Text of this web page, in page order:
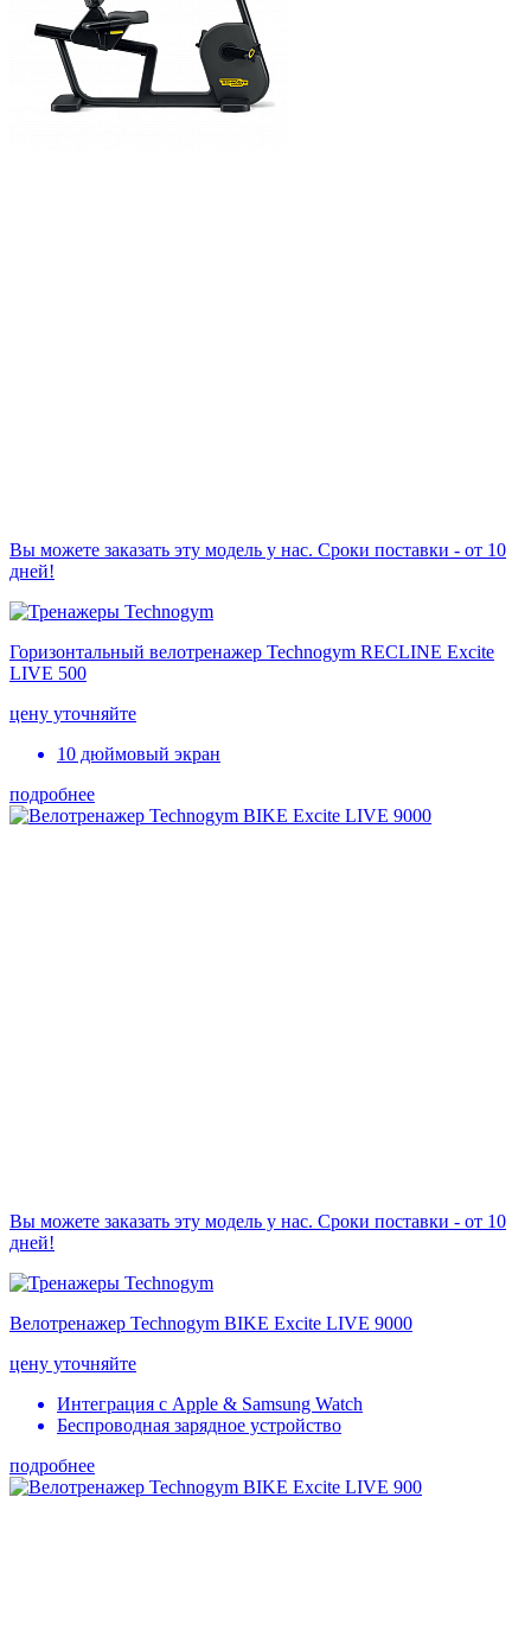
Вы можете заказать эту модель у нас. Сроки поставки - от 10
дней!
Горизонтальный велотренажер Technogym RECLINE Excite
LIVE 500
цену уточняйте
10 дюймовый экран
подробнее
Вы можете заказать эту модель у нас. Сроки поставки - от 10
дней!
Велотренажер Technogym BIKE Excite LIVE 9000
цену уточняйте
Интеграция с Apple & Samsung Watch
Беспроводная зарядное устройство
подробнее